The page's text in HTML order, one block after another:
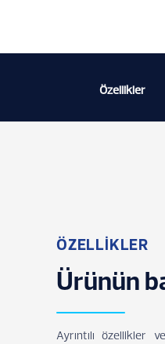
Özellikler
ÖZELLİKLER
Ürünün
Ayrıntılı özellikler